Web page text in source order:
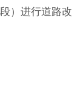
）进行道路改